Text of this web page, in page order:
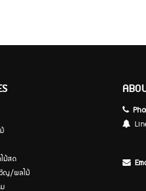
ม้สด
วัญ/ผลไม้